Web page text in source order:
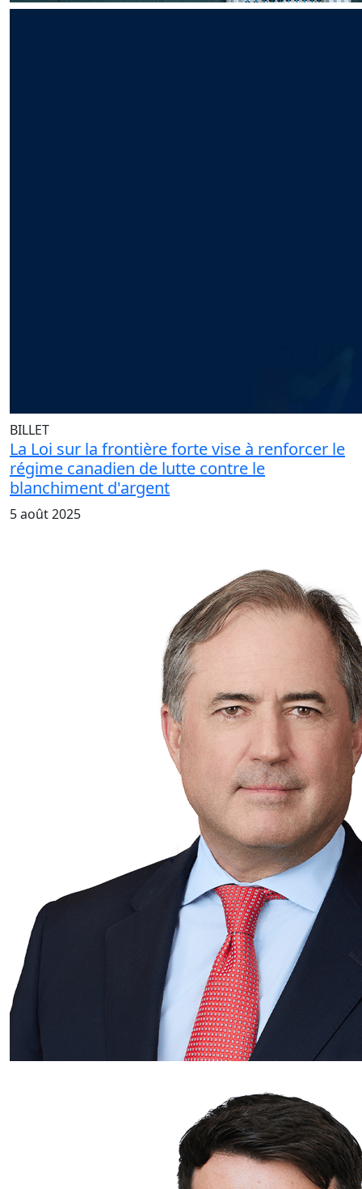
BILLET
La Loi sur la frontière forte vise à renforcer le
régime canadien de lutte contre le
blanchiment d'argent
5 août 2025